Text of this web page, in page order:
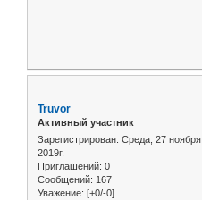
Truvor
Активный участник
Зарегистрирован: Среда, 27 ноября,
2019г.
Приглашений: 0
Сообщений: 167
Уважение: [+0/-0]